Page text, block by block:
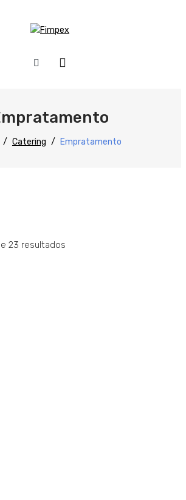
QUEM SOMOS
PRODUTOS
/ Catering / Empratamento
23 resultados